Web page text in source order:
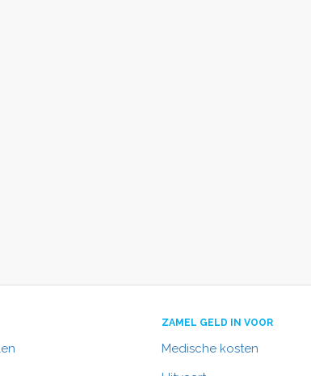
ZAMEL GELD IN VOOR
Medische kosten